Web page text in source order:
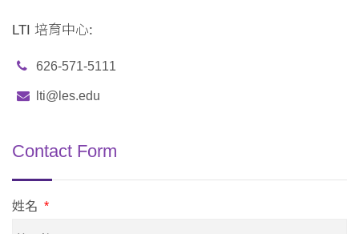
LTI 培育中心:
626-571-5111
lti@les.edu
Contact Form
姓名 *